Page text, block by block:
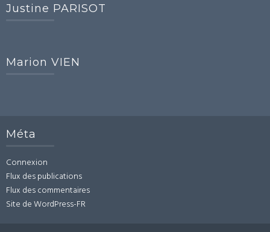
Justine PARISOT
Marion VIEN
Méta
Connexion
Flux des publications
Flux des commentaires
Site de WordPress-FR